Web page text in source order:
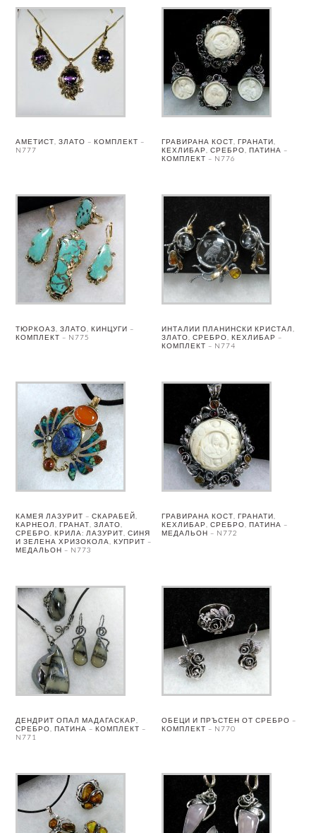
АМЕТИСТ, ЗЛАТО – КОМПЛЕКТ –
N777
ГРАВИРАНА КОСТ, ГРАНАТИ,
КЕХЛИБАР, СРЕБРО, ПАТИНА –
КОМПЛЕКТ – N776
ТЮРКОАЗ, ЗЛАТО, КИНЦУГИ –
КОМПЛЕКТ – N775
ИНТАЛИИ ПЛАНИНСКИ КРИСТАЛ,
ЗЛАТО, СРЕБРО, КЕХЛИБАР –
КОМПЛЕКТ – N774
КАМЕЯ ЛАЗУРИТ – СКАРАБЕЙ,
КАРНЕОЛ, ГРАНАТ, ЗЛАТО,
СРЕБРО. КРИЛА: ЛАЗУРИТ, СИНЯ
И ЗЕЛЕНА ХРИЗОКОЛА, КУПРИТ –
МЕДАЛЬОН – N773
ГРАВИРАНА КОСТ, ГРАНАТИ,
КЕХЛИБАР, СРЕБРО, ПАТИНА –
МЕДАЛЬОН – N772
ДЕНДРИТ ОПАЛ МАДАГАСКАР,
СРЕБРО, ПАТИНА – КОМПЛЕКТ –
N771
ОБЕЦИ И ПРЪСТЕН ОТ СРЕБРО –
КОМПЛЕКТ – N770